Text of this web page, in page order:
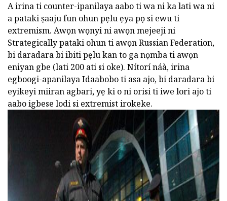
A irina ti counter-ipanilaya aabo ti wa ni ka lati wa ni
a pataki ṣaaju fun ohun pẹlu ẹya pọ si ewu ti
extremism. Awọn wọnyi ni awọn mejeeji ni
Strategically pataki ohun ti awọn Russian Federation,
bi daradara bi ibiti pẹlu kan to ga nọmba ti awọn
eniyan gbe (lati 200 ati si oke). Nítorí náà, irina
egboogi-apanilaya Idaabobo ti asa ajo, bi daradara bi
eyikeyi miiran agbari, yẹ ki o ni orisi ti iwe lori ajo ti
aabo igbese lodi si extremist irokeke.